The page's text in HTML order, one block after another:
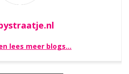
lees meer blogs…